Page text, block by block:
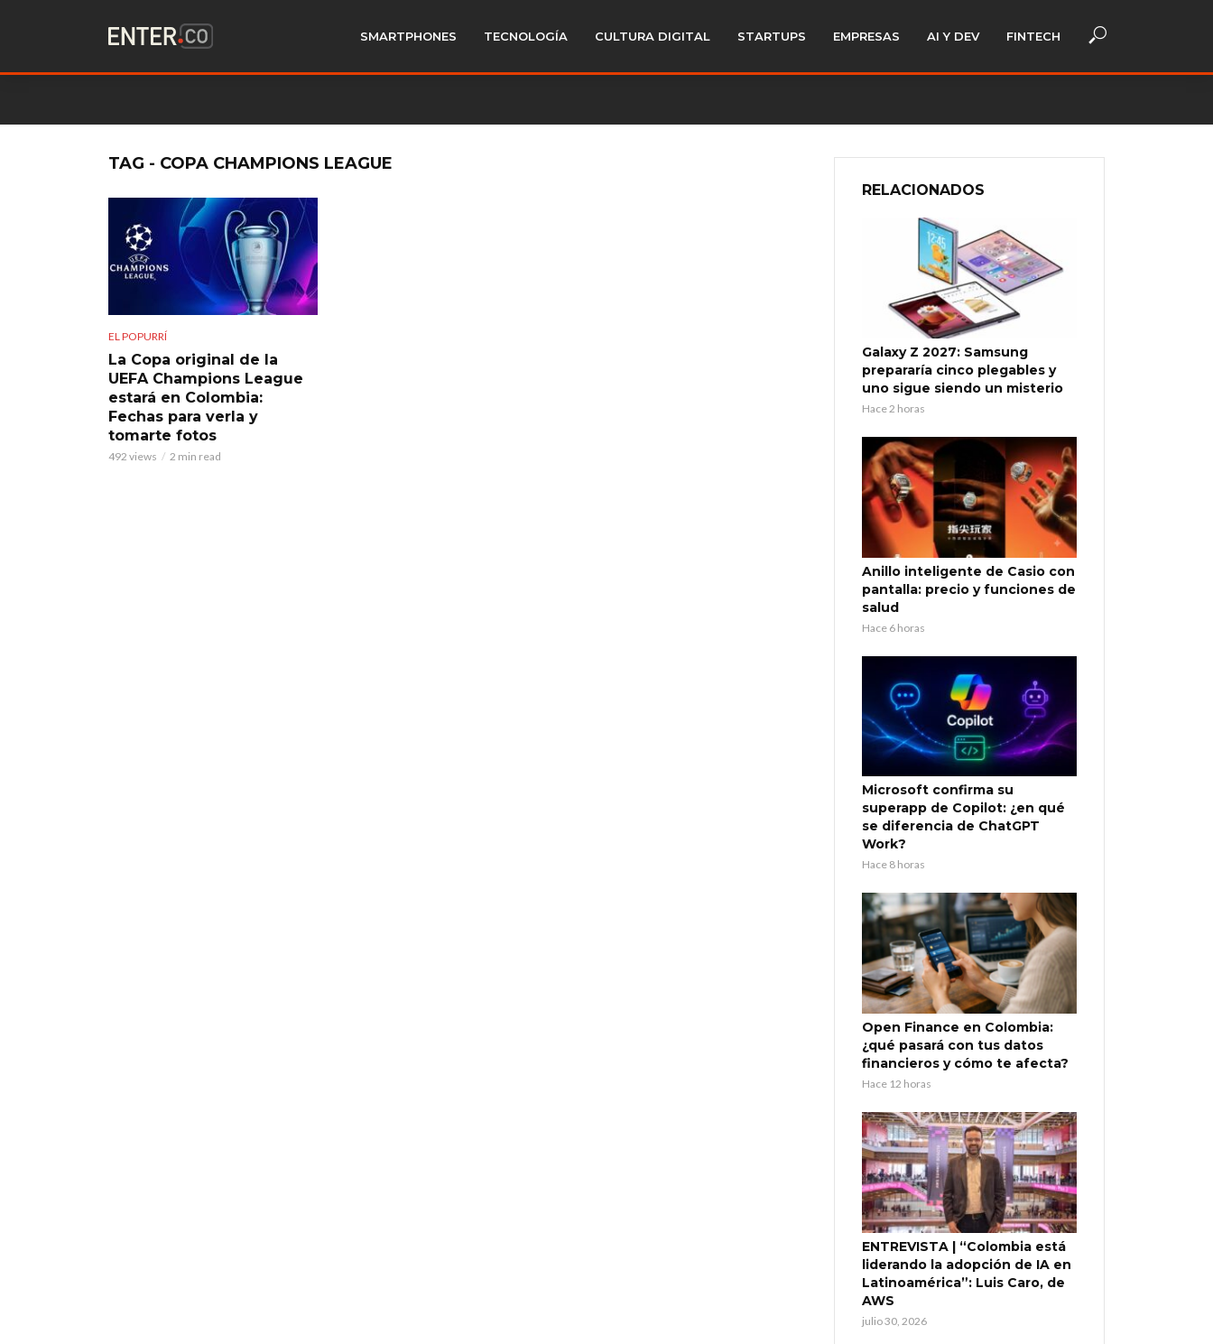
SMARTPHONES TECNOLOGÍA CULTURA DIGITAL STARTUPS EMPRESAS AI Y DEV FINTECH
TAG - COPA CHAMPIONS LEAGUE
EL POPURRÍ
La Copa original de la
UEFA Champions League
estará en Colombia:
Fechas para verla y
tomarte fotos
492 views 2 min read
RELACIONADOS
Galaxy Z 2027: Samsung
prepararía cinco plegables y
uno sigue siendo un misterio
Hace 2 horas
Anillo inteligente de Casio con
pantalla: precio y funciones de
salud
Hace 6 horas
Microsoft confirma su
superapp de Copilot: ¿en qué
se diferencia de ChatGPT
Work?
Hace 8 horas
Open Finance en Colombia:
¿qué pasará con tus datos
financieros y cómo te afecta?
Hace 12 horas
ENTREVISTA | “Colombia está
liderando la adopción de IA en
Latinoamérica”: Luis Caro, de
AWS
julio 30, 2026